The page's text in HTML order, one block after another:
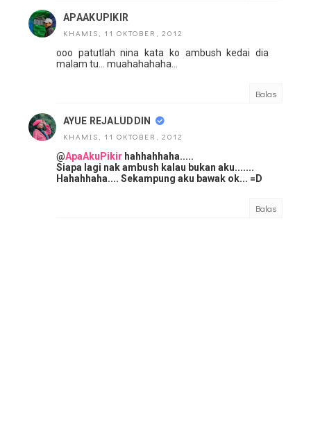
APAAKUPIKIR
KHAMIS, 11 OKTOBER, 2012
ooo patutlah nina kata ko ambush kedai dia
malam tu... muahahahaha...
Balas
AYUE REJALUDDIN
KHAMIS, 11 OKTOBER, 2012
@ApaAkuPikir hahhahhaha.....
Siapa lagi nak ambush kalau bukan aku.......
Hahahhaha.... Sekampung aku bawak ok... =D
Balas